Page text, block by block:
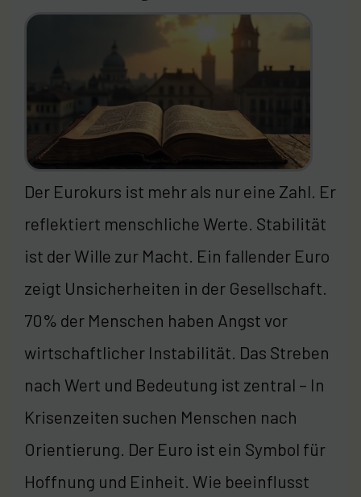
Der Eurokurs ist mehr als nur eine Zahl. Er
reflektiert menschliche Werte. Stabilität
ist der Wille zur Macht. Ein fallender Euro
zeigt Unsicherheiten in der Gesellschaft.
70% der Menschen haben Angst vor
wirtschaftlicher Instabilität. Das Streben
nach Wert und Bedeutung ist zentral – In
Krisenzeiten suchen Menschen nach
Orientierung. Der Euro ist ein Symbol für
Hoffnung und Einheit. Wie beeinflusst